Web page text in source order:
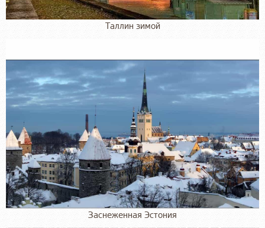
Таллин зимой
Заснеженная Эстония